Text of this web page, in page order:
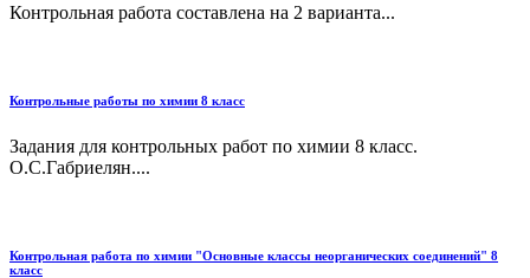
Контрольная работа составлена на 2 варианта...
Контрольные работы по химии 8 класс
Задания для контрольных работ по химии 8 класс.
О.С.Габриелян....
Контрольная работа по химии "Основные классы неорганических соединений" 8
класс